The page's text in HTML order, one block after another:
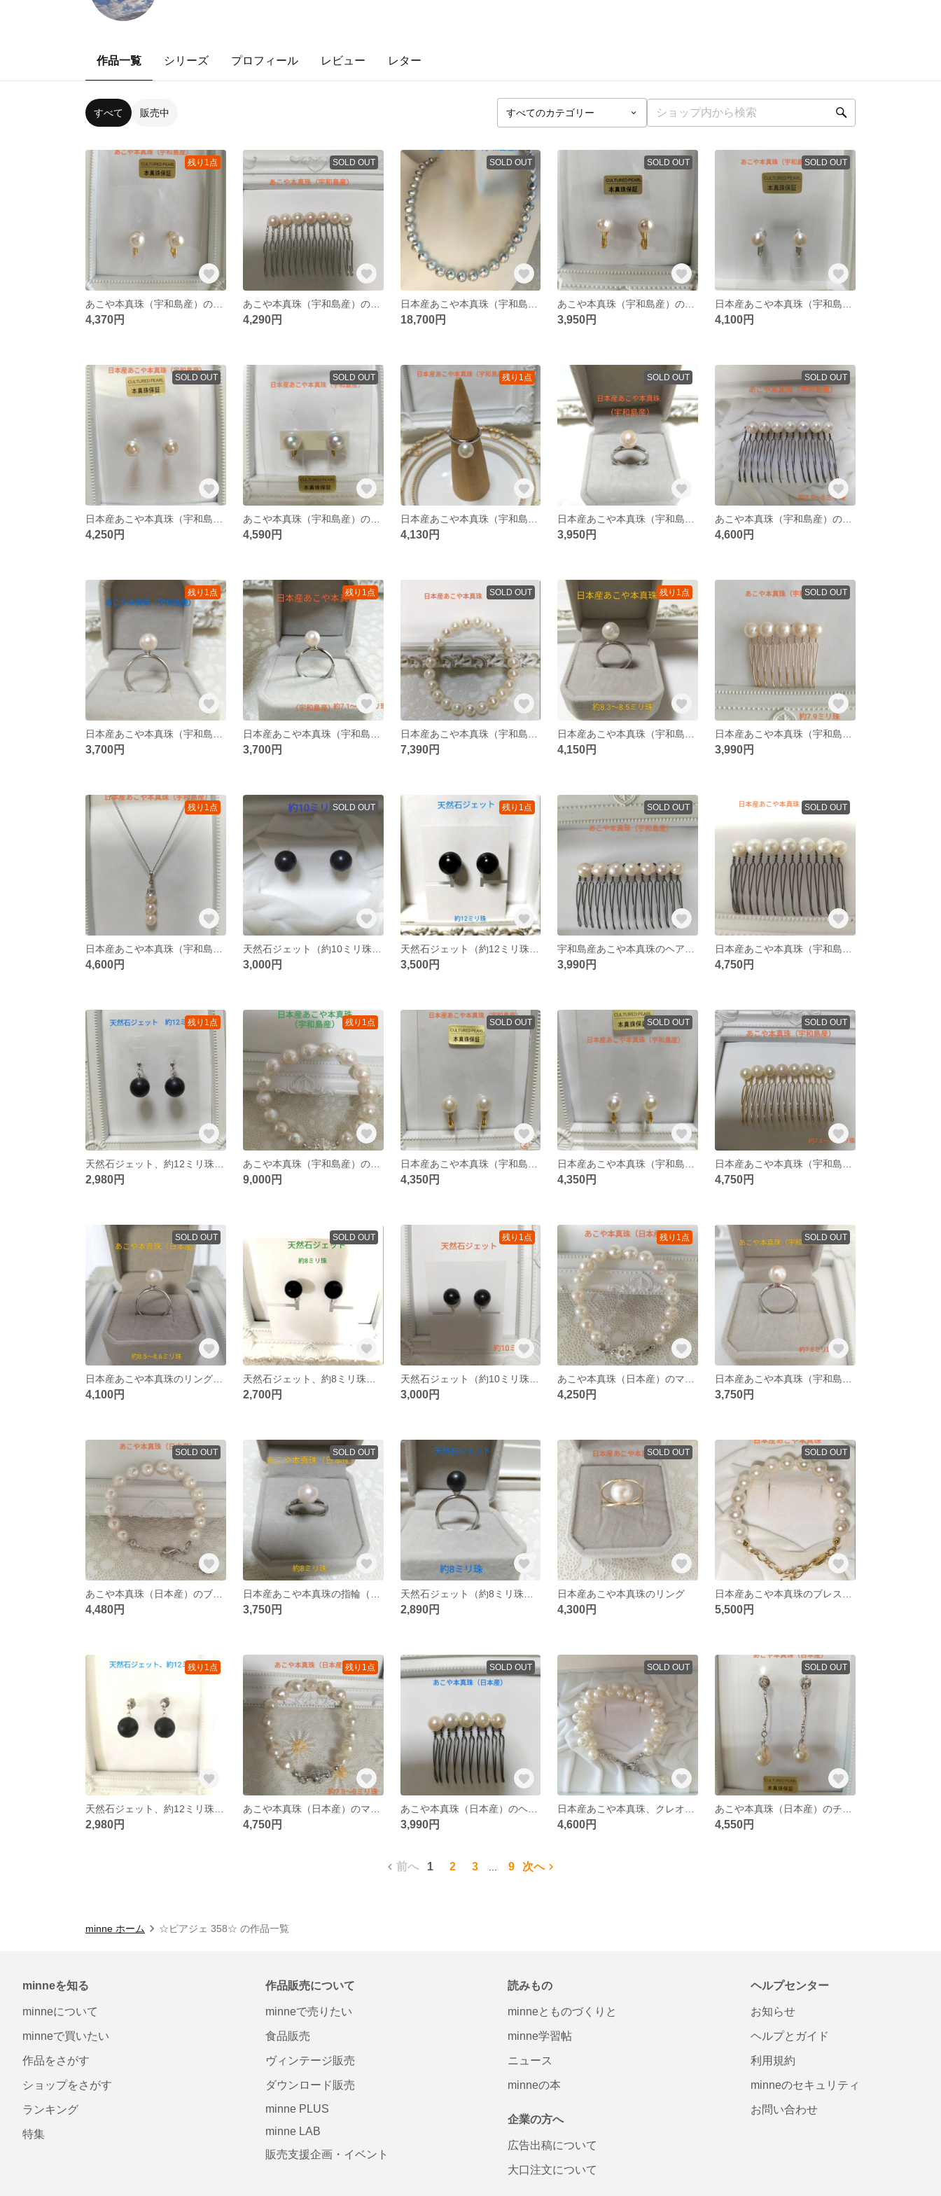
作品一覧 シリーズ プロフィール レビュー レター
すべて 販売中
残り1点
4,370円
SOLD OUT
あこや本真珠（宇和島産）のヘアコーム15本足
4,290円
SOLD OUT
18,700円
SOLD OUT
3,950円
SOLD OUT
4,100円
SOLD OUT
4,250円
SOLD OUT
あこや本真珠（宇和島産）のネジバネ式イヤリング
4,590円
残り1点
4,130円
SOLD OUT
3,950円
SOLD OUT
4,600円
残り1点
3,700円
残り1点
3,700円
SOLD OUT
7,390円
残り1点
4,150円
SOLD OUT
3,990円
残り1点
4,600円
SOLD OUT
3,000円
残り1点
3,500円
SOLD OUT
3,990円
SOLD OUT
4,750円
残り1点
2,980円
残り1点
あこや本真珠（宇和島産）のマグネット式ブレスレット
9,000円
SOLD OUT
4,350円
SOLD OUT
4,350円
SOLD OUT
4,750円
SOLD OUT
4,100円
SOLD OUT
2,700円
残り1点
3,000円
残り1点
4,250円
SOLD OUT
3,750円
SOLD OUT
4,480円
SOLD OUT
3,750円 2,890円
SOLD OUT
日本産あこや本真珠のリング
4,300円
SOLD OUT
5,500円
残り1点
2,980円
残り1点
4,750円
SOLD OUT
3,990円
SOLD OUT
4,600円
SOLD OUT
4,550円
前へ 1 2 3 9 次へ
minne ホーム ☆ピアジェ 358☆ の作品一覧
minneを知る
minneについて
minneで買いたい
作品をさがす
ショップをさがす
ランキング
特集
作品販売について
minneで売りたい
食品販売
ヴィンテージ販売
ダウンロード販売
minne PLUS
minne LAB
販売支援企画・イベント
読みもの
minneとものづくりと
minne学習帖
ニュース
minneの本
企業の方へ
広告出稿について
大口注文について
ヘルプセンター
お知らせ
ヘルプとガイド
利用規約
minneのセキュリティ
お問い合わせ